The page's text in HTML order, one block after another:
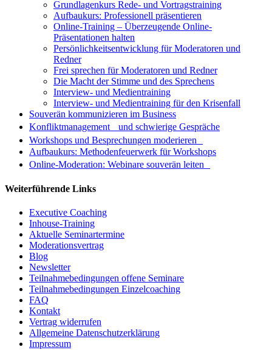
Grundlagenkurs Rede- und Vortragstraining
Aufbaukurs: Professionell präsentieren
Online-Training – Überzeugende Online-
Präsentationen halten
Persönlichkeitsentwicklung für Moderatoren und
Redner
Frei sprechen für Moderatoren und Redner
Die Macht der Stimme und des Sprechens
Interview- und Medientraining
Interview- und Medientraining für den Krisenfall
Souverän kommunizieren im Business
Konfliktmanagement und schwierige Gespräche
Workshops und Besprechungen moderieren
Aufbaukurs: Methodenfeuerwerk für Workshops
Online-Moderation: Webinare souverän leiten
Weiterführende Links
Executive Coaching
Inhouse-Training
Aktuelle Seminartermine
Moderationsvertrag
Blog
Newsletter
Teilnahmebedingungen offene Seminare
Teilnahmebedingungen Einzelcoaching
FAQ
Kontakt
Vertrag widerrufen
Allgemeine Datenschutzerklärung
Impressum